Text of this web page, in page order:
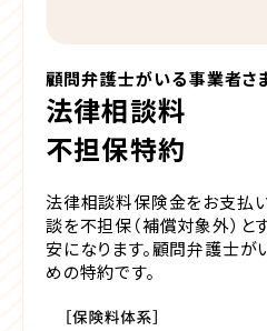
顧問弁護士がいる事業者さ
法律相談料
不担保特約
法律相談料保険金をお支払
談を不担保（補償対象外）と
安になります。顧問弁護士が
めの特約です。